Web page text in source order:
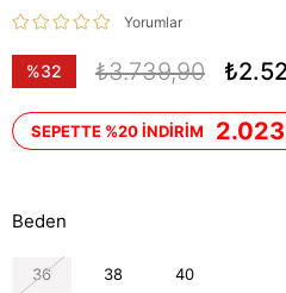
Yorumlar
%32
₺3.739,90
SEPETTE %20 İNDİRİM
Beden
36 38 40